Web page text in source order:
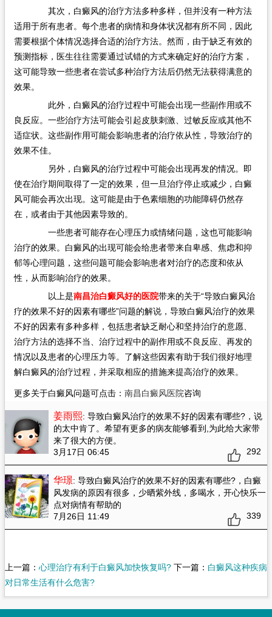
其次，白癜风的治疗方法多种多样，但并没有一种方法
适用于所有患者。每个患者的病情和身体状况都有所不同，因此
需要根据个体情况选择合适的治疗方法。然而，由于缺乏有效的
预测指标，医生往往需要通过试错的方式来确定好的治疗方案，
这可能导致一些患者在尝试多种治疗方法后仍然无法获得满意的
效果。
此外，白癜风的治疗过程中可能会出现一些副作用或不
良反应。一些治疗方法可能会引起皮肤刺激、过敏反应或其他不
适症状。这些副作用可能会影响患者的治疗依从性，导致治疗的
效果不佳。
另外，白癜风的治疗过程中可能会出现再发的情况。即
使在治疗期间取得了一定的效果，但一旦治疗停止或减少，白癜
风可能会再次出现。这可能是由于色素细胞的功能障碍仍然存
在，或者由于其他因素导致的。
一些患者可能存在心理压力或情绪问题，这也可能影响
治疗的效果。白癜风的出现可能会给患者带来自卑感、焦虑和抑
郁等心理问题，这些问题可能会影响患者对治疗的态度和依从
性，从而影响治疗的效果。
以上是南昌治白癜风好的医院带来的关于“导致白癜风治
疗的效果不好的因素有哪些”问题的解说，导致白癜风治疗的效果
不好的因素有多种多样，包括患者缺乏耐心和坚持治疗的意愿、
治疗方法的选择不当、治疗过程中的副作用或不良反应、再发的
情况以及患者的心理压力等。了解这些因素有助于我们很好地理
解白癜风的治疗过程，并采取相应的措施来提高治疗的效果。
更多关于白癜风问题可点击： 南昌白癜风医院咨询
姜雨熙: 导致白癜风治疗的效果不好的因素有哪些?，说
的太中肯了。希望有更多的病友能够看到,为此给大家带
来了很大的方便。
3月17日 06:45
292
华璟: 导致白癜风治疗的效果不好的因素有哪些?，白癜
风发病的原因有很多，少晒紫外线，多喝水，开心快乐一
点对病情有帮助的
7月26日 11:49
339
上一篇： 心理治疗有利于白癜风加快恢复吗?下一篇： 白癜风这种疾病
对日常生活有什么危害?